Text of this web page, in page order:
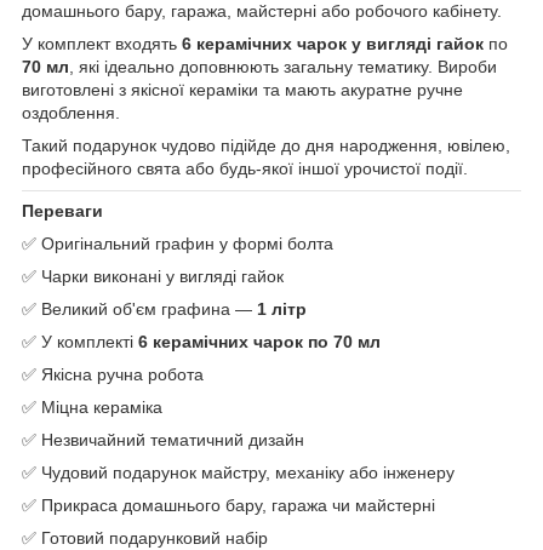
домашнього бару, гаража, майстерні або робочого кабінету.
У комплект входять 6 керамічних чарок у вигляді гайок по
70 мл, які ідеально доповнюють загальну тематику. Вироби
виготовлені з якісної кераміки та мають акуратне ручне
оздоблення.
Такий подарунок чудово підійде до дня народження, ювілею,
професійного свята або будь-якої іншої урочистої події.
Переваги
✅ Оригінальний графин у формі болта
✅ Чарки виконані у вигляді гайок
✅ Великий об'єм графина — 1 літр
✅ У комплекті 6 керамічних чарок по 70 мл
✅ Якісна ручна робота
✅ Міцна кераміка
✅ Незвичайний тематичний дизайн
✅ Чудовий подарунок майстру, механіку або інженеру
✅ Прикраса домашнього бару, гаража чи майстерні
✅ Готовий подарунковий набір